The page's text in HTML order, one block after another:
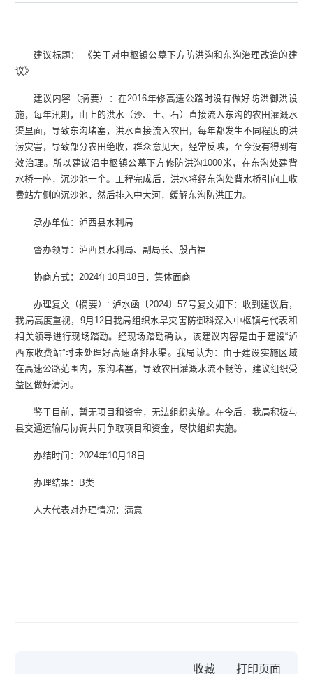
建议标题： 《关于对中枢镇公墓下方防洪沟和东沟治理改造的建
议》
建议内容（摘要）：在2016年修高速公路时没有做好防洪御洪设
施，每年汛期，山上的洪水（沙、土、石）直接流入东沟的农田灌溉水
渠里面，导致东沟堵塞，洪水直接流入农田，每年都发生不同程度的洪
涝灾害，导致部分农田绝收，群众意见大，经常反映，至今没有得到有
效治理。所以建议沿中枢镇公墓下方修防洪沟1000米，在东沟处建背
水桥一座，沉沙池一个。工程完成后，洪水将经东沟处背水桥引向上收
费站左侧的沉沙池，然后排入中大河，缓解东沟防洪压力。
承办单位：泸西县水利局
督办领导：泸西县水利局、副局长、殷占福
协商方式：2024年10月18日，集体面商
办理复文（摘要）: 泸水函〔2024〕57号复文如下：收到建议后，
我局高度重视，9月12日我局组织水旱灾害防御科深入中枢镇与代表和
相关领导进行现场踏勘。经现场踏勘确认，该建议内容是由于建设“泸
西东收费站”时未处理好高速路排水渠。我局认为：由于建设实施区域
在高速公路范围内，东沟堵塞，导致农田灌溉水流不畅等，建议组织受
益区做好清河。
鉴于目前，暂无项目和资金，无法组织实施。在今后，我局积极与
县交通运输局协调共同争取项目和资金，尽快组织实施。
办结时间：2024年10月18日
办理结果：B类
人大代表对办理情况：满意
收藏